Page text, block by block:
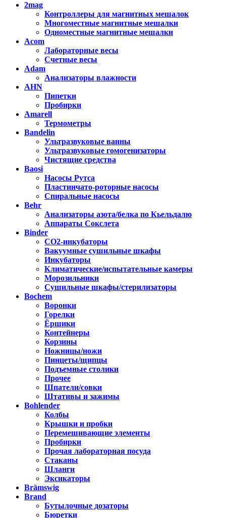
2mag
Контроллеры для магнитных мешалок
Многоместные магнитные мешалки
Одноместные магнитные мешалки
Acom
Лабораторные весы
Счетные весы
Adam
Анализаторы влажности
AHN
Пипетки
Пробирки
Amarell
Термометры
Bandelin
Ультразвуковые ванны
Ультразвуковые гомогенизаторы
Чистящие средства
Baosi
Насосы Рутса
Пластинчато-роторные насосы
Спиральные насосы
Behr
Анализаторы азота/белка по Кьельдалю
Аппараты Сокслета
Binder
CO2-инкубаторы
Вакуумные сушильные шкафы
Инкубаторы
Климатические/испытательные камеры
Морозильники
Сушильные шкафы/стерилизаторы
Bochem
Воронки
Горелки
Ёршики
Контейнеры
Корзины
Ножницы/ножи
Пинцеты/щипцы
Подъемные столики
Прочее
Шпатели/совки
Штативы и зажимы
Bohlender
Колбы
Крышки и пробки
Перемешивающие элементы
Пробирки
Прочая лабораторная посуда
Стаканы
Шланги
Эксикаторы
Brämswig
Brand
Бутылочные дозаторы
Бюретки